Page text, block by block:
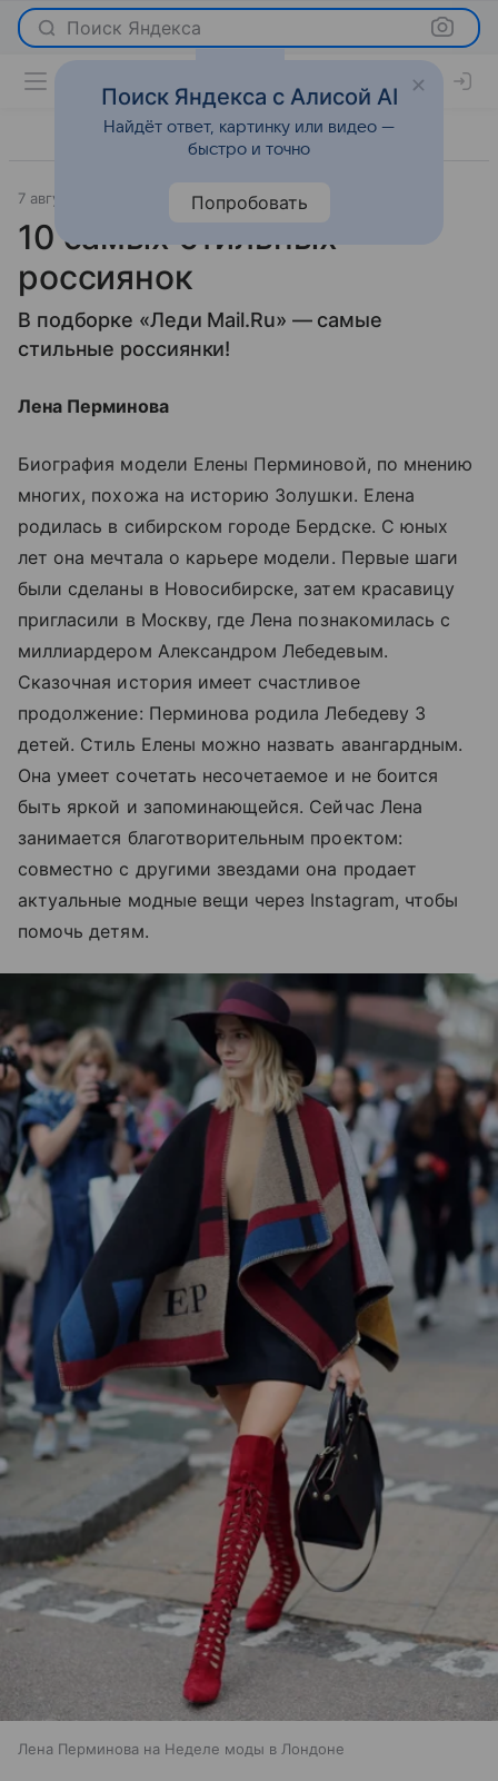
Поиск Яндекса
7 августа 2015
10 самых стильных
россиянок
В подборке «Леди Mail.Ru» — самые
стильные россиянки!
Лена Перминова
Биография модели Елены Перминовой, по мнению
многих, похожа на историю Золушки. Елена
родилась в сибирском городе Бердске. С юных
лет она мечтала о карьере модели. Первые шаги
были сделаны в Новосибирске, затем красавицу
пригласили в Москву, где Лена познакомилась с
миллиардером Александром Лебедевым.
Сказочная история имеет счастливое
продолжение: Перминова родила Лебедеву 3
детей. Стиль Елены можно назвать авангардным.
Она умеет сочетать несочетаемое и не боится
быть яркой и запоминающейся. Сейчас Лена
занимается благотворительным проектом:
совместно с другими звездами она продает
актуальные модные вещи через Instagram, чтобы
помочь детям.
Лена Перминова на Неделе моды в Лондоне
Поиск Яндекса с Алисой AI
Найдёт ответ, картинку или видео —
быстро и точно
Попробовать